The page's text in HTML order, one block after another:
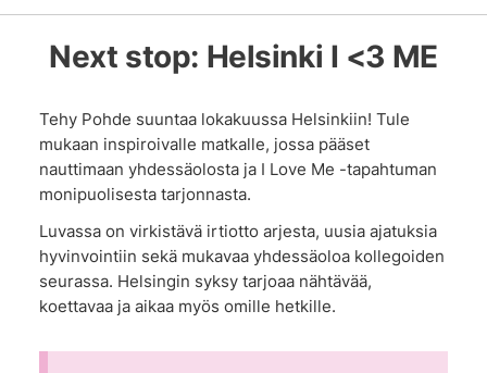
Next stop: Helsinki I <3 ME
Tehy Pohde suuntaa lokakuussa Helsinkiin! Tule
mukaan inspiroivalle matkalle, jossa pääset
nauttimaan yhdessäolosta ja I Love Me -tapahtuman
monipuolisesta tarjonnasta.
Luvassa on virkistävä irtiotto arjesta, uusia ajatuksia
hyvinvointiin sekä mukavaa yhdessäoloa kollegoiden
seurassa. Helsingin syksy tarjoaa nähtävää,
koettavaa ja aikaa myös omille hetkille.